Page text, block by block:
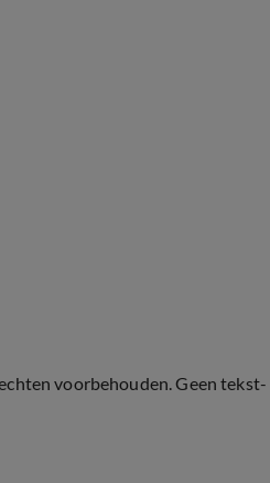
voorbehouden. Geen tekst-